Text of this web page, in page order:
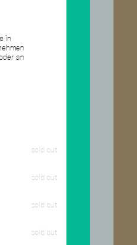
in
an
sold out
sold out
sold out
sold out